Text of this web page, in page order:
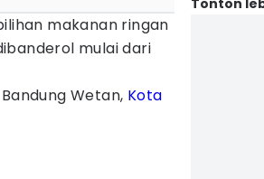
makanan ringan
mulai dari
Wetan, Kota